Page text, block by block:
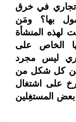
تجاري في خرق
بها؟ ومَن
لهذه المنشأة
الخاص على
ليس مجرد
من كل شكل من
على اشتغال
بعض المستغِلين